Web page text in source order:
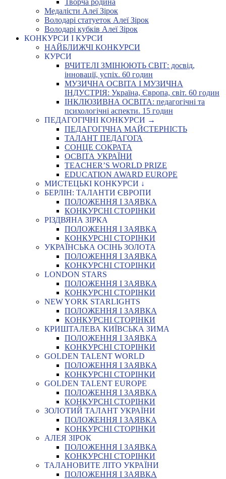
Творча родина
Медалісти Алеї Зірок
Володарі статуеток Алеї Зірок
Володарі кубків Алеї Зірок
КОНКУРСИ І КУРСИ
НАЙБЛИЖЧІ КОНКУРСИ
КУРСИ
ВЧИТЕЛІ ЗМІНЮЮТЬ СВІТ: досвід,
інновації, успіх. 60 годин
МУЗИЧНА ОСВІТА І МУЗИЧНА
ІНДУСТРІЯ: Україна, Європа, світ. 60 годин
ІНКЛЮЗИВНА ОСВІТА: педагогічні та
психологічні аспекти. 15 годин
ПЕДАГОГІЧНІ КОНКУРСИ →
ПЕДАГОГІЧНА МАЙСТЕРНІСТЬ
ТАЛАНТ ПЕДАГОГА
СОНЦЕ СОКРАТА
ОСВІТА УКРАЇНИ
TEACHER’S WORLD PRIZE
EDUCATION AWARD EUROPE
МИСТЕЦЬКІ КОНКУРСИ ↓
БЕРЛІН: ТАЛАНТИ ЄВРОПИ
ПОЛОЖЕННЯ І ЗАЯВКА
КОНКУРСНІ СТОРІНКИ
РІЗДВЯНА ЗІРКА
ПОЛОЖЕННЯ І ЗАЯВКА
КОНКУРСНІ СТОРІНКИ
УКРАЇНСЬКА ОСІНЬ ЗОЛОТА
ПОЛОЖЕННЯ І ЗАЯВКА
КОНКУРСНІ СТОРІНКИ
LONDON STARS
ПОЛОЖЕННЯ І ЗАЯВКА
КОНКУРСНІ СТОРІНКИ
NEW YORK STARLIGHTS
ПОЛОЖЕННЯ І ЗАЯВКА
КОНКУРСНІ СТОРІНКИ
КРИШТАЛЕВА КИЇВСЬКА ЗИМА
ПОЛОЖЕННЯ І ЗАЯВКА
КОНКУРСНІ СТОРІНКИ
GOLDEN TALENT WORLD
ПОЛОЖЕННЯ І ЗАЯВКА
КОНКУРСНІ СТОРІНКИ
GOLDEN TALENT EUROPE
ПОЛОЖЕННЯ І ЗАЯВКА
КОНКУРСНІ СТОРІНКИ
ЗОЛОТИЙ ТАЛАНТ УКРАЇНИ
ПОЛОЖЕННЯ І ЗАЯВКА
КОНКУРСНІ СТОРІНКИ
АЛЕЯ ЗІРОК
ПОЛОЖЕННЯ І ЗАЯВКА
КОНКУРСНІ СТОРІНКИ
ТАЛАНОВИТЕ ЛІТО УКРАЇНИ
ПОЛОЖЕННЯ І ЗАЯВКА